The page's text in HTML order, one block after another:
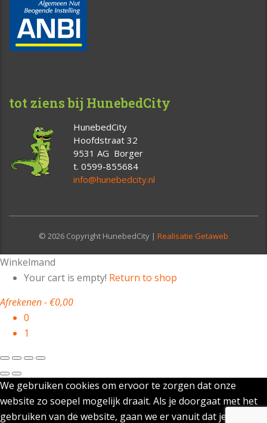
tot ziens bij HunebedCity
HunebedCity
Hoofdstraat 32
9531 AG Borger
t. 0599-855684
info@hunebedcity.nl
© 2026 Copyright HunebedCity | Realisatie Getaweb
Winkelmand
Your cart is empty! Return to shop
Afrekenen-€0,00
0
1
We gebruiken cookies om ervoor te zorgen dat onze
website zo soepel mogelijk draait. Als je doorgaat met het
gebruiken van de website, gaan we er vanuit dat je ermee